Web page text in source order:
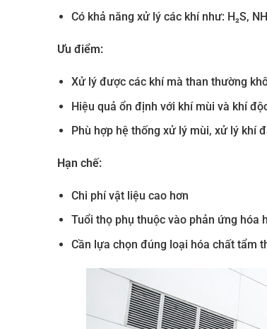
Có khả năng xử lý các khí như: H₂S,
Ưu điểm:
Xử lý được các khí mà than thường
Hiệu quả ổn định với khí mùi và khí
Phù hợp hệ thống xử lý mùi, xử lý khí
Hạn chế:
Chi phí vật liệu cao hơn
Tuổi thọ phụ thuộc vào phản ứng hóa
Cần lựa chọn đúng loại hóa chất tẩm